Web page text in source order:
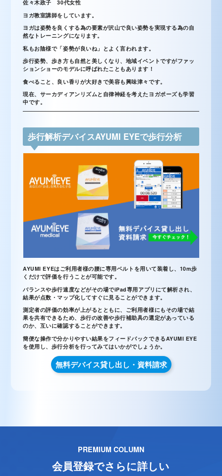
佐々木政子 30代女性
ヨガ教室講師をしています。
ヨガは姿勢を良くする為の要素が沢山で良い姿勢を実現する為の自
然なトレーニングになります。
私もお陰様で「姿勢が良いね」とよく言われます。
歩行姿勢、歩き方も自然と美しくなり、地域イベントですがファッ
ションショーのモデルに呼ばれたこともあります！
食べること、良い香りが大好きで美容も興味津々です。
現在、サーカディアンリズムと自律神経を考えたヨガポーズも学習
中です。
歩行解析デバイスAYUMI EYEで歩行分析
AYUMI EYEはご利用者様の腰に専用ベルトを用いて装着し、10m歩
くだけで評価を行うことが可能です。
バランスや歩行速度などがその場でiPad専用アプリにて解析され、
結果が点数・マップ化してすぐに見ることができます。
測定者の評価の効率が上がるとともに、ご利用者様にもその場で結
果を共有できるため、歩行の改善や歩行補助具の選定があっている
のか、互いに確認することができます。
簡便な操作で分かりやすい結果をフィードバックできるAYUMI EYE
を使用し、歩行分析を行ってみてはいかがでしょうか。
無料デバイス貸し出し・資料請求
PREMIUM COLUMN
会員登録でさらに詳しい